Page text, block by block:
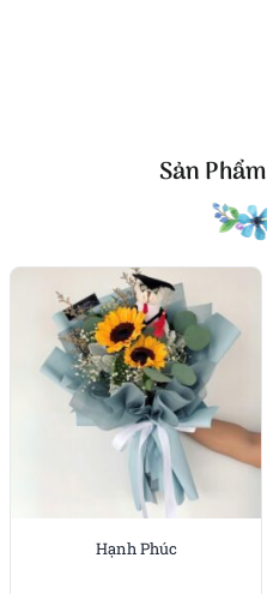
Bề mặt hoàn thiện nhấn
dương được canh mặt
chọn bông đồng cỡ để
chững chạc đúng như
tươi trẻ nhờ ánh vàng
Thông số nhanh
Danh mục bó hoa gấu
• Thành phần gấu bông,
• Cấu trúc tròn chính
• Hoàn thiện giấy kem
Sản
Hạnh Phúc